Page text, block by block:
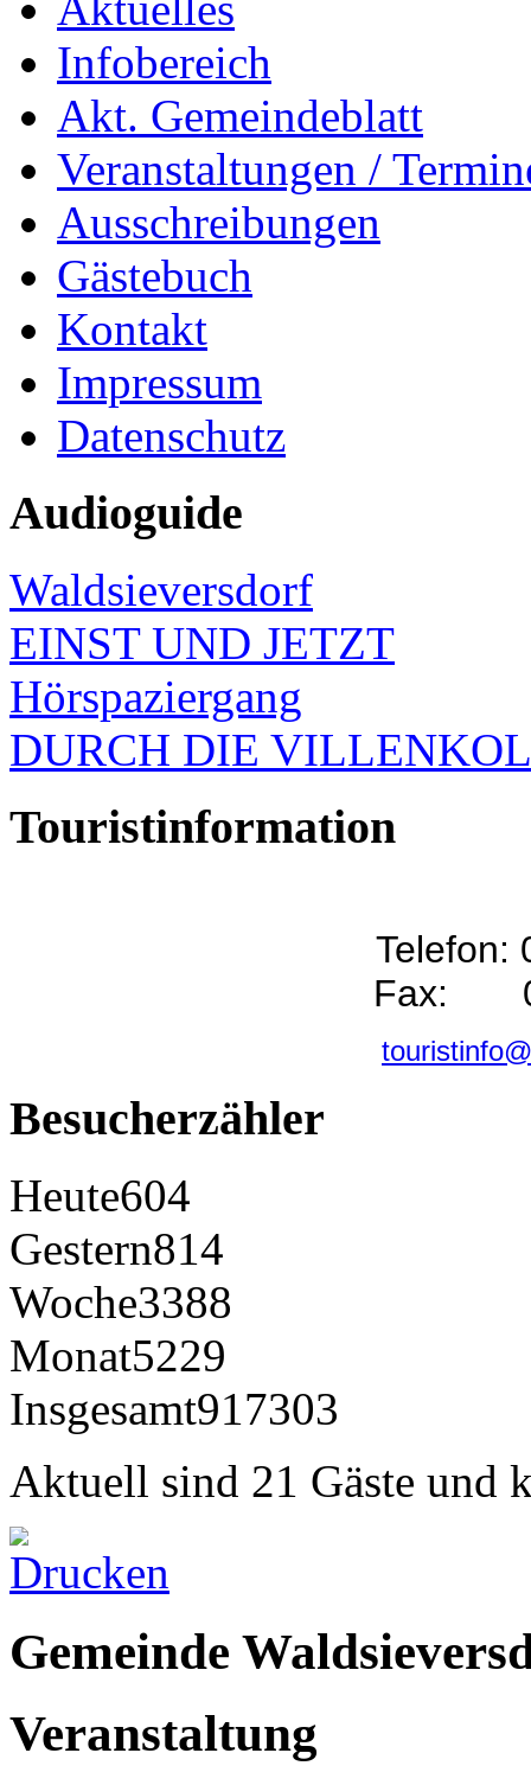
Infobereich
Akt. Gemeindeblatt
Veranstaltungen /
Ausschreibungen
Gästebuch
Kontakt
Impressum
Datenschutz
Audioguide
Waldsieversdorf
EINST UND JETZT
Hörspaziergang
DURCH DIE
Touristinformation
Telefon:
Fax:
Besucherzähler
Heute604
Gestern814
Woche3388
Monat5229
Insgesamt917303
Aktuell sind 21 Gäste und
Gemeinde
Veranstaltung